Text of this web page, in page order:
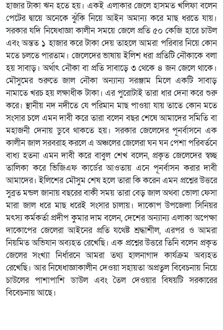
হাজার টাকা ঋন হতে হয়। একই এলাকার জেলে হাসমত খলিফা বলেন
পেটের দ্বায়ে অনেকে ঝুঁকি নিয়ে আইন অমান্য করে মাছ ধরতে যায়।
সরকার যদি নিষেধাজ্ঞা কালীন সময়ে জেলে প্রতি ৫০ কেজি হারে চাউল
এবং অন্তত ১ হাজার করে টাকা দেয় তাহলে আমরা পরিবার নিয়ে কোন
মতে চলতে পারতাম। জেলেদের ভাষায় ইলিশ ধরা প্রতিটি নৌকাকে বলা
হয় সাবাড়। অর্থাৎ নৌকা বা প্রতি সাবাড়ে ৩ থেকে ৪ জন জেলে থাকে।
মৌসুমের শুরুতে জাল নৌকা অন্যান্য সরঞ্জাম মিলে একটি সাবাড়
নামাতে খরচ হয় লক্ষাধীক টাকা। এর পুরোটাই তারা ধার দেনা করে শুরু
করে। স্থানীয় নদ নদীতে যে পরিমান মাছ পাওয়া যায় তাতে কোন মতে
সংসার চলে এমন দাবী করে তারা বলেন বছর শেষে আমাদের সমিতি বা
মহাজনী দেনায় ডুবে থাকতে হয়। সরকার জেলেদের পূনর্বাসনে এক
কালীন জাল সরবরাহ করলে এ অঞ্চলের জেলেরা ঘন ঘন পেশা পরিবর্তনে
বাধ্য হতনা এমন দাবী করে বাবুল শেখ বলেন, প্রকৃত জেলেদের স্বচ্ছ
তালিকা করে ভিজিএফ কার্ডের আওতায় এনে পূনর্বাসন করার দাবী
আমাদের। ইলিশের মৌসুম শেষ হলে তারা কি করেন এমন প্রশ্নের উত্তরে
সুব্রত মন্ডল জানায় বছরের বাকী সময় তারা বেড় জাল অথবা ভোলা ফেসা
মারা জাল ধরে মাছ ধরেই সংসার চালায়। দাকোপ উপজেলা সিনিয়র
মৎস্য কর্মকর্তা প্রদীপ কুমার দাম বলেন, দেশের অন্যান্য এলাকা অপেক্ষা
দাকোপের জেলেরা আইনের প্রতি যথেষ্ট শ্রদ্ধাশীল, এরপর ও আমরা
নিয়মিত অভিযান অব্যহত রেখেছি। এক প্রশ্নের উত্তরে তিনি বলেন প্রকৃত
জেলের সংখ্যা নির্ধারনে আমরা তথ্য হালনাগাদ কার্যক্রম অব্যহত
রেখেছি। আর নিষেধাজ্ঞাকালীন দেওয়া সহায়তা অপ্রতুল বিবেচনায় নিয়ে
চাউলের পাশাপাশি ডাউল এবং তৈল দেওয়ার বিষয়টি সরকারের
বিবেচনায় আছে।